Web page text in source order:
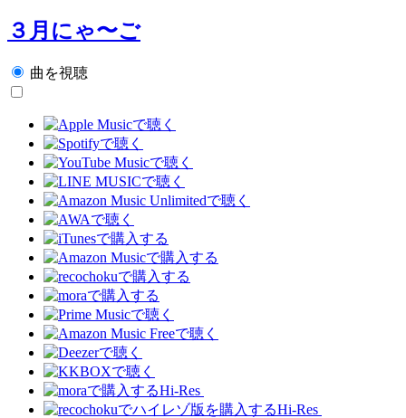
３月にゃ〜ご
曲を視聴
Hi-Res
Hi-Res